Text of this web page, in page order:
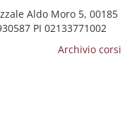
Aldo Moro 5, 00185
PI 02133771002
Archivio corsi